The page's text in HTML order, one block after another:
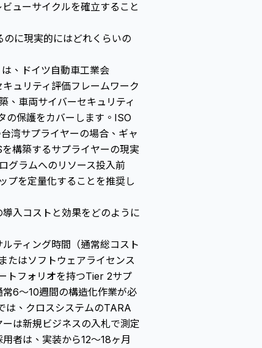
ューサイクルを確立すること
に現実的にはどれくらいの
、ドイツ自動車工業会
ュリティ評価フレームワーク
、車両サイバーセキュリティ
の保護をカバーします。ISO
湾サプライヤーの場合、ギャ
構築するサプライヤーの現実
グラムへのリソース投入前
プを定量化することを推奨し
入コストと効果をどのように
ティング時間（通常総コスト
たはソフトウェアライセンス
トフォリオを持つTier 2サプ
6〜10週間の構造化作業が必
は、クロスシステムのTARA
は新規ビジネスの入札で測定
者は、実装から12〜18ヶ月